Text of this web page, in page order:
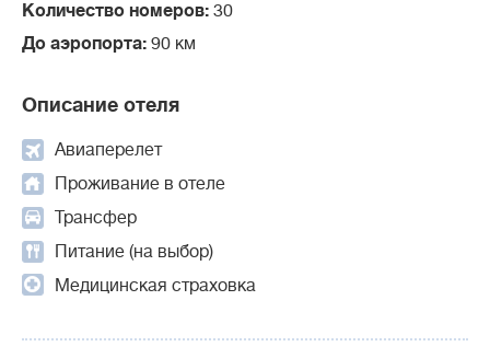
Количество номеров: 30
До аэропорта: 90 км
Описание отеля
Авиаперелет
Проживание в отеле
Трансфер
Питание (на выбор)
Медицинская страховка